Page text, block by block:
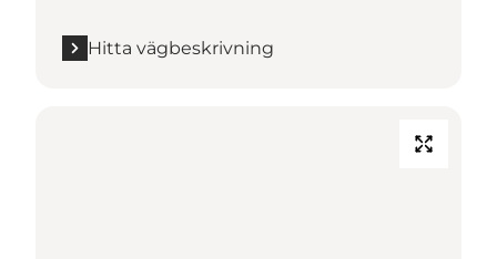
Hitta vägbeskrivning